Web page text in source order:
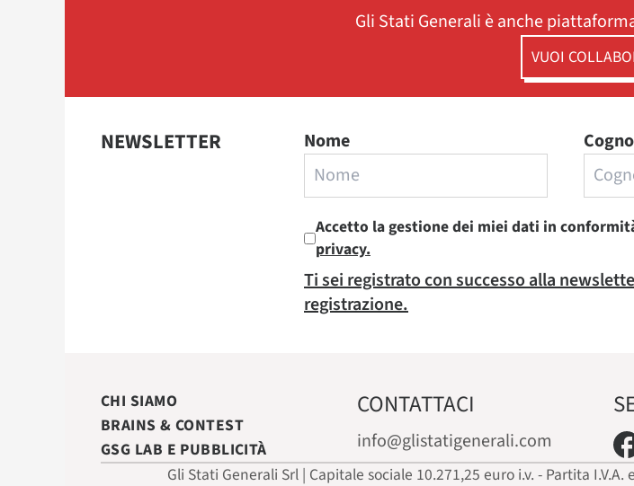
Gli Stati Generali è anche
VUOI
NEWSLETTER Nome
Accetto la gestione dei miei dati in
privacy.
Ti sei registrato con successo alla
registrazione.
CHI SIAMO
BRAINS & CONTEST
GSG LAB E PUBBLICITÀ
CONTATTACI
info@glistatigenerali.com
Gli Stati Generali Srl | Capitale sociale 10.271,25 euro i.v. - Partita